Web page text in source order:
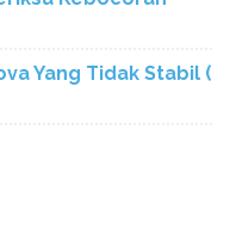
Yang Tidak Stabil (